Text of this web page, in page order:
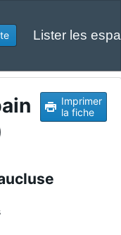
Lister les
Imprimer
la fiche